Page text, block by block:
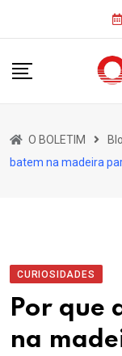
O BOLETIM
batem na madeira
CURIOSIDADES
Por que
na